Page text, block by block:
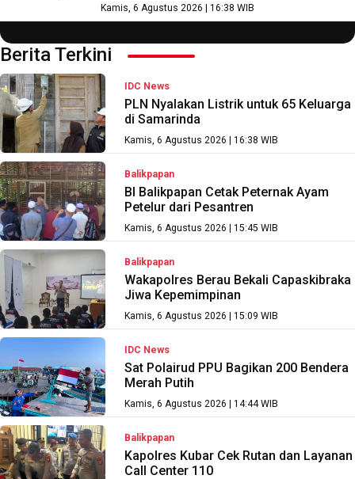
Kamis, 6 Agustus 2026 | 16:38 WIB
Berita Terkini
IDC News
PLN Nyalakan Listrik untuk 65 Keluarga
di Samarinda
Kamis, 6 Agustus 2026 | 16:38 WIB
Balikpapan
BI Balikpapan Cetak Peternak Ayam
Petelur dari Pesantren
Kamis, 6 Agustus 2026 | 15:45 WIB
Balikpapan
Wakapolres Berau Bekali Capaskibraka
Jiwa Kepemimpinan
Kamis, 6 Agustus 2026 | 15:09 WIB
IDC News
Sat Polairud PPU Bagikan 200 Bendera
Merah Putih
Kamis, 6 Agustus 2026 | 14:44 WIB
Balikpapan
Kapolres Kubar Cek Rutan dan Layanan
Call Center 110